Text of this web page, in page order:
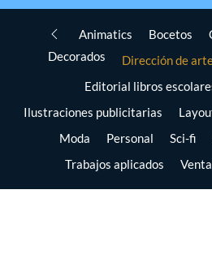
Animatics Bocetos
Decorados
Dirección de
Editorial libros
Ilustraciones publicitarias
Moda
Personal Sci-fi
Trabajos aplicados
Venta